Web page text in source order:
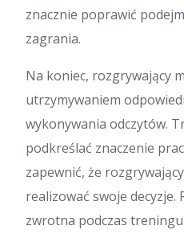
znacznie poprawić
zagrania.
Na koniec, rozgrywający
utrzymywaniem
wykonywania odczytów.
podkreślać znaczenie
zapewnić, że
realizować swoje
zwrotna podczas